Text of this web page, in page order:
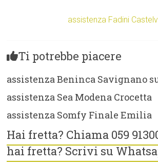
assistenza Fadini
Ti potrebbe piacere
assistenza Beninca Savignano
assistenza Sea Modena Crocetta
assistenza Somfy Finale Emilia
Hai fretta? Chiama 059
hai fretta? Scrivi su